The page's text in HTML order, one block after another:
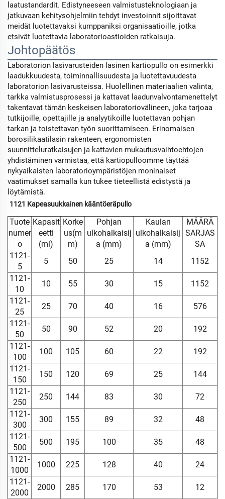
laatustandardit. Edistyneeseen valmistusteknologiaan ja
jatkuvaan kehitysohjelmiin tehdyt investoinnit sijoittavat
meidät luotettavaksi kumppaniksi organisaatioille, jotka
etsivät luotettavia laboratorioastioiden ratkaisuja.
Johtopäätös
Laboratorion lasivarusteiden lasinen kartiopullo on esimerkki
laadukkuudesta, toiminnallisuudesta ja luotettavuudesta
laboratorion lasivarusteissa. Huolellinen materiaalien valinta,
tarkka valmistusprosessi ja kattavat laadunvalvontamenettelyt
takentavat tämän keskeisen laboratoriovälineen, joka tarjoaa
tutkijoille, opettajille ja analyytikoille luotettavan pohjan
tarkan ja toistettavan työn suorittamiseen. Erinomaisen
borosilikaatilasin rakenteen, ergonomisten
suunnitteluratkaisujen ja kattavien mukautusvaihtoehtojen
yhdistäminen varmistaa, että kartiopulloomme täyttää
nykyaikaisten laboratorioympäristöjen moninaiset
vaatimukset samalla kun tukee tieteellistä edistystä ja
löytämistä.
1121 Kapeasuukkainen kääntöeräpullo
Tuote
numer
o
Kapasit
eetti
(ml)
Korke
us(m
m)
Pohjan
ulkohalkaisij
a (mm)
Kaulan
ulkohalkaisij
a (mm)
MÄÄRÄ
SARJAS
SA
1121-
5
5 50 25 14
1152
1121-
10
10 55 30 15
1152
1121-
25
25 70 40 16
576
1121-
50
50 90 52 20
192
1121-
100
100 105 60 22
192
1121-
150
150 120 69 25
144
1121-
250
250 144 83 30
72
1121-
300
300 155 89 32
48
1121-
500
500 195 100 35
48
1121-
1000
1000 225 128 40
24
1121-
2000
2000 285 170 53
12